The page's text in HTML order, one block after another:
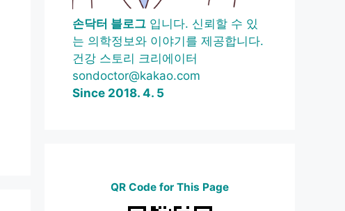
손닥터 블로그 입니다. 신뢰할 수 있
는 의학정보와 이야기를 제공합니다.
건강 스토리 크리에이터
sondoctor@kakao.com
Since 2018. 4. 5
QR Code for This Page